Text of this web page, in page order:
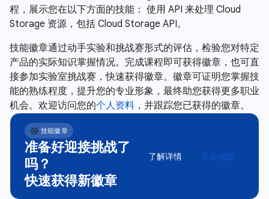
程，展示您在以下方面的技能： 使用 API 来处理 Cloud
Storage 资源，包括 Cloud Storage API。
技能徽章通过动手实验和挑战赛形式的评估，检验您对特定
产品的实际知识掌握情况。完成课程即可获得徽章，也可直
接参加实验室挑战赛，快速获得徽章。徽章可证明您掌握技
能的熟练程度，提升您的专业形象，最终助您获得更多职业
机会。欢迎访问您的个人资料 ，并跟踪您已获得的徽章。
准备好迎接挑战了
吗？
快速获得新徽章
了解详情 开始挑战